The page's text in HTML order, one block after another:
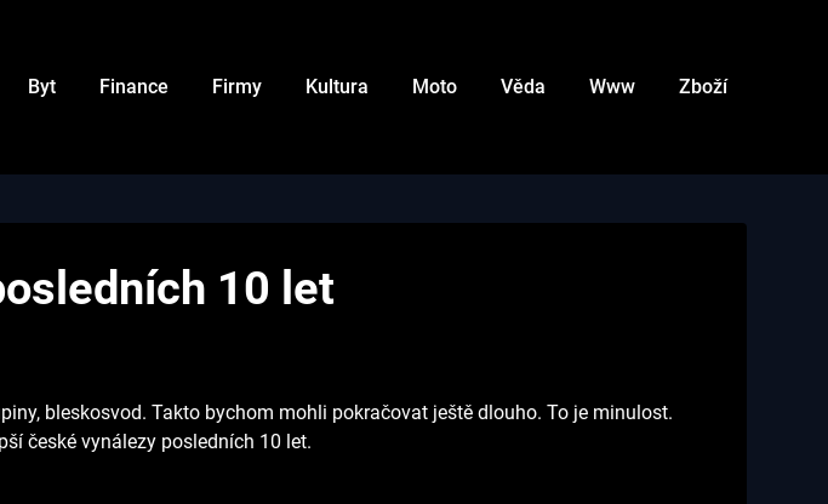
Byt Finance Firmy Kultura Moto Věda Www Zboží
10 let
bleskosvod. Takto bychom mohli pokračovat ještě dlouho. To je minulost.
české vynálezy posledních 10 let.